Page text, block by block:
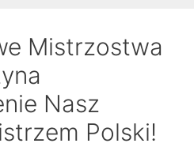
Mistrzostwa
Nasz
Polski!